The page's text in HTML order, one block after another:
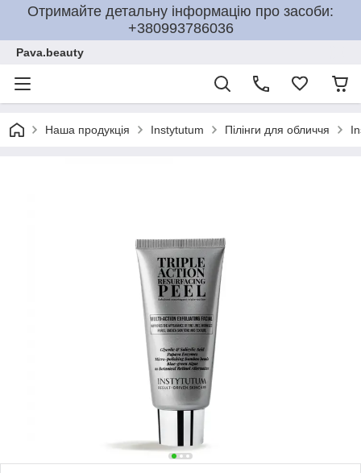
Отримайте детальну інформацію про засоби:
+380993786036
Pava.beauty
Наша продукція Instytutum Пілінги для обличчя